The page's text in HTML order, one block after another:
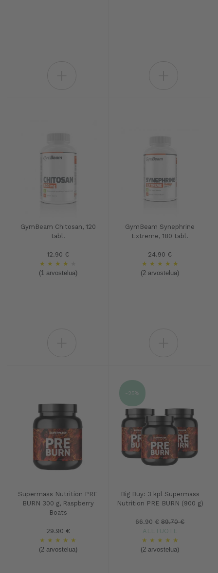
GymBeam Chitosan, 120
tabl.
12.90 €
★ ★ ★ ★
(1 arvostelua)
GymBeam Synephrine
Extreme, 180 tabl.
24.90 €
★ ★ ★ ★ ★
(2 arvostelua)
Supermass Nutrition PRE
BURN 300 g, Raspberry
Boats
29.90 €
★ ★ ★ ★ ★
(2 arvostelua)
Big Buy: 3 kpl Supermass
Nutrition PRE BURN (900 g)
66.90 € 89.70 €
ALETUOTE
★ ★ ★ ★ ★
(2 arvostelua)
-25%